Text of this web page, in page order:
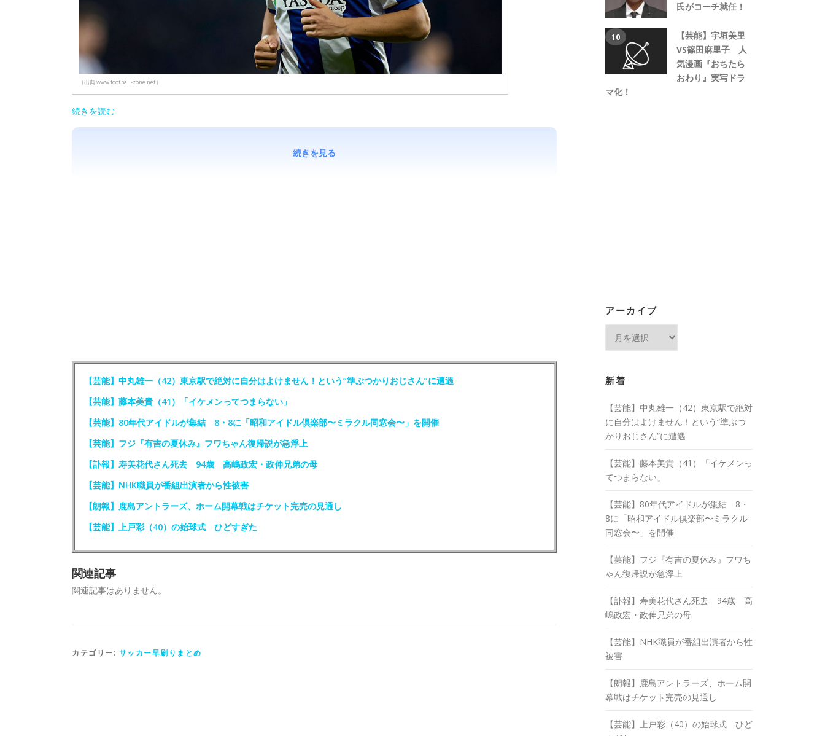
（出典 www.football-zone.net）
続きを読む
続きを見る
【芸能】中丸雄一（42）東京駅で絶対に自分はよけません！という“準ぶつかりおじさん”に遭遇
【芸能】藤本美貴（41）「イケメンってつまらない」
【芸能】80年代アイドルが集結 8・8に「昭和アイドル倶楽部〜ミラクル同窓会〜」を開催
【芸能】フジ『有吉の夏休み』フワちゃん復帰説が急浮上
【訃報】寿美花代さん死去 94歳 高嶋政宏・政伸兄弟の母
【芸能】NHK職員が番組出演者から性被害
【朗報】鹿島アントラーズ、ホーム開幕戦はチケット完売の見通し
【芸能】上戸彩（40）の始球式 ひどすぎた
関連記事
関連記事はありません。
カテゴリー: サッカー早刷りまとめ
氏がコーチ就任！
【芸能】宇垣美里
VS篠田麻里子 人
気漫画『おちたら
おわり』実写ドラ
マ化！
アーカイブ
イ
ブ
新着
【芸能】中丸雄一（42）東京駅で絶対
に自分はよけません！という“準ぶつ
かりおじさん”に遭遇
【芸能】藤本美貴（41）「イケメンっ
てつまらない」
【芸能】80年代アイドルが集結 8・
8に「昭和アイドル倶楽部〜ミラクル
同窓会〜」を開催
【芸能】フジ『有吉の夏休み』フワち
ゃん復帰説が急浮上
【訃報】寿美花代さん死去 94歳 高
嶋政宏・政伸兄弟の母
【芸能】NHK職員が番組出演者から性
被害
【朗報】鹿島アントラーズ、ホーム開
幕戦はチケット完売の見通し
【芸能】上戸彩（40）の始球式 ひど